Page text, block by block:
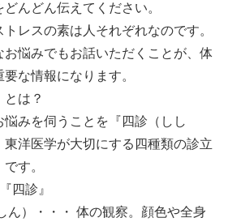
んどん伝えてください。
レスの素は人それぞれなのです。
お悩みでもお話いただくことが、体
な情報になります。
とは？
悩みを伺うことを『四診（しし
東洋医学が大切にする四種類の診立
す。
四診』
）
・・・ 体の観察。顔色や全身